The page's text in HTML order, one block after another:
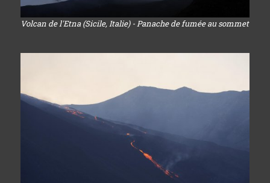
Volcan de l'Etna (Sicile, Italie) - Panache de fumée au sommet